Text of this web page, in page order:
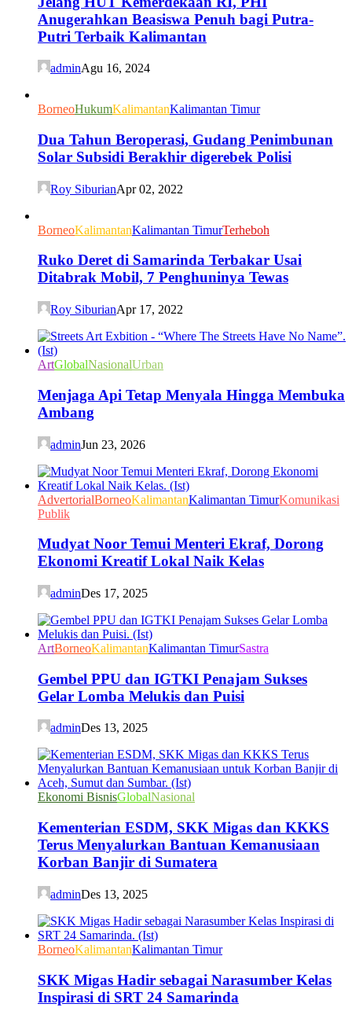
Anugerahkan Beasiswa Penuh bagi Putra-
Putri Terbaik Kalimantan
adminAgu 16, 2024
BorneoHukumKalimantanKalimantan Timur
Dua Tahun Beroperasi, Gudang Penimbunan
Solar Subsidi Berakhir digerebek Polisi
Roy SiburianApr 02, 2022
BorneoKalimantanKalimantan TimurTerheboh
Ruko Deret di Samarinda Terbakar Usai
Ditabrak Mobil, 7 Penghuninya Tewas
Roy SiburianApr 17, 2022
ArtGlobalNasionalUrban
Menjaga Api Tetap Menyala Hingga Membuka
Ambang
adminJun 23, 2026
AdvertorialBorneoKalimantanKalimantan TimurKomunikasi
Publik
Mudyat Noor Temui Menteri Ekraf, Dorong
Ekonomi Kreatif Lokal Naik Kelas
adminDes 17, 2025
ArtBorneoKalimantanKalimantan TimurSastra
Gembel PPU dan IGTKI Penajam Sukses
Gelar Lomba Melukis dan Puisi
adminDes 13, 2025
Ekonomi BisnisGlobalNasional
Kementerian ESDM, SKK Migas dan KKKS
Terus Menyalurkan Bantuan Kemanusiaan
Korban Banjir di Sumatera
adminDes 13, 2025
BorneoKalimantanKalimantan Timur
SKK Migas Hadir sebagai Narasumber Kelas
Inspirasi di SRT 24 Samarinda